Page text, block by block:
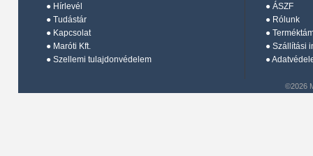
● Hírlevél
● Tudástár
● Kapcsolat
● Maróti Kft.
● Szellemi tulajdonvédelem
● ÁSZF
● Rólunk
●
● Szállítási
●
©2026